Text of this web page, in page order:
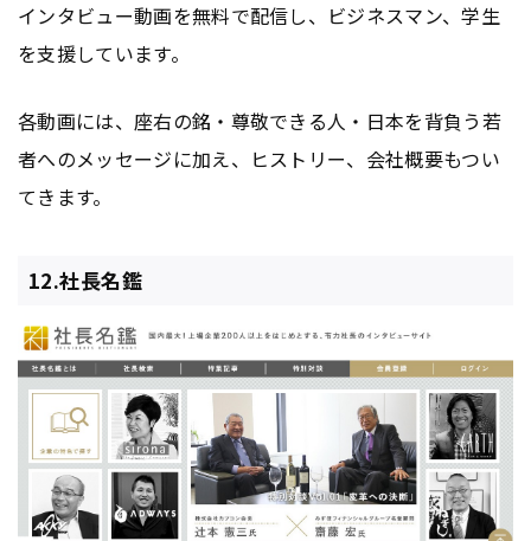
インタビュー動画を無料で配信し、ビジネスマン、学生
を支援しています。
各動画には、座右の銘・尊敬できる人・日本を背負う若
者へのメッセージに加え、ヒストリー、会社概要もつい
てきます。
12.社長名鑑